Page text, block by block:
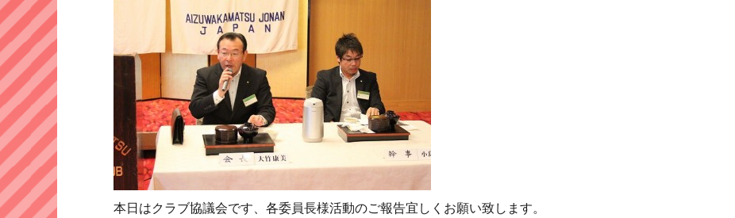
本日はクラブ協議会です、各委員長様活動のご報告宜しくお願い致します。